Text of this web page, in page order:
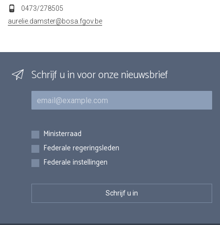
0473/278505
aurelie.damster@bosa.fgov.be
Schrijf u in voor onze nieuwsbrief
E-mail
Inschrijvingen
Ministerraad
Federale regeringsleden
Federale instellingen